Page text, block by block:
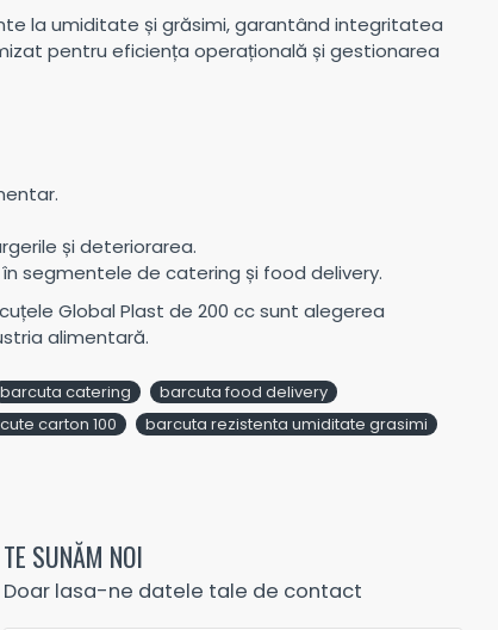
la umiditate și grăsimi, garantând integritatea
pentru eficiența operațională și gestionarea
și deteriorarea.
segmentele de catering și food delivery.
Global Plast de 200 cc sunt alegerea
alimentară.
barcuta catering
barcuta food delivery
carton 100
barcuta rezistenta umiditate grasimi
TE SUNĂM NOI
Doar lasa-ne datele tale de contact